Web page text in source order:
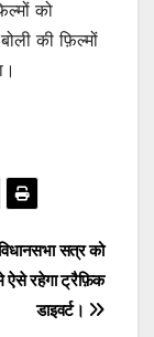
को
की फ़िल्मों
सत्र को
ऐसे रहेगा ट्रैफ़िक
डाइवर्ट।